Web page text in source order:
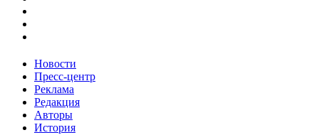
Новости
Пресс-центр
Реклама
Редакция
Авторы
История